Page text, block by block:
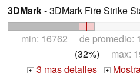
3DMark- 3DMark Fire Strike
min: 16762 de
(32%) max:
+ 3 mas detalles +